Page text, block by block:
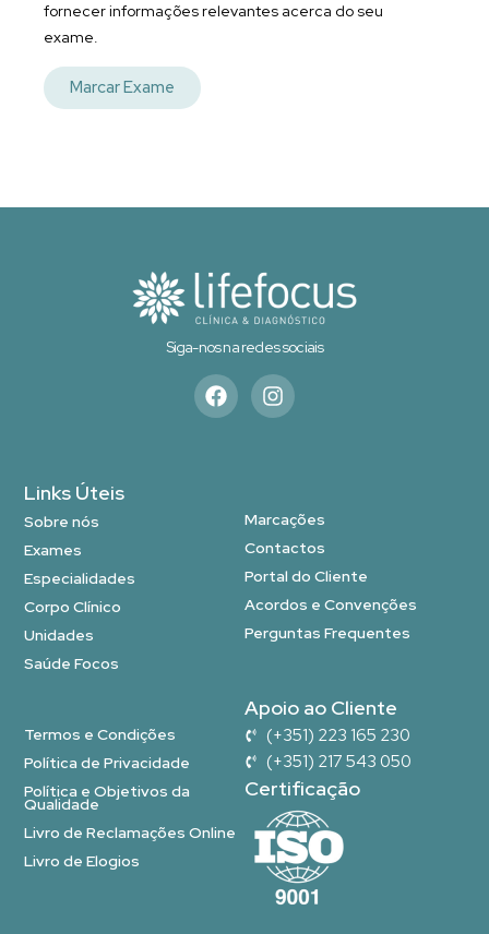
fornecer informações relevantes acerca do seu
exame.
Marcar Exame
Siga-nos na redes sociais
Links Úteis
Sobre nós
Exames
Especialidades
Corpo Clínico
Unidades
Saúde Focos
Marcações
Contactos
Portal do Cliente
Acordos e Convenções
Perguntas Frequentes
Termos e Condições
Política de Privacidade
Política e Objetivos da
Qualidade
Livro de Reclamações Online
Livro de Elogios
Apoio ao Cliente
(+351) 223 165 230
(+351) 217 543 050
Certificação